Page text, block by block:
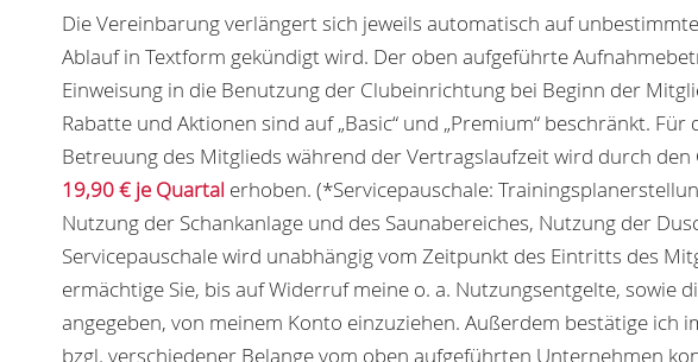
Die Vereinbarung verlängert sich jeweils automatisch auf
Ablauf in Textform gekündigt wird. Der oben aufgeführte
Einweisung in die Benutzung der Clubeinrichtung bei Beginn der
Rabatte und Aktionen sind auf „Basic“ und „Premium“ beschränkt.
Betreuung des Mitglieds während der Vertragslaufzeit wird durch den
19,90 € je Quartal erhoben. (*Servicepauschale:
Nutzung der Schankanlage und des Saunabereiches, Nutzung der
Servicepauschale wird unabhängig vom Zeitpunkt des Eintritts des
ermächtige Sie, bis auf Widerruf meine o. a. Nutzungsentgelte, sowie
angegeben, von meinem Konto einzuziehen. Außerdem bestätige ich
bzgl. verschiedener Belange vom oben aufgeführten Unternehmen